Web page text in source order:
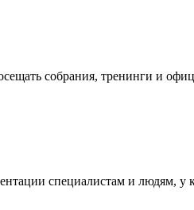
собрания, тренинги и
специалистам и людям, у